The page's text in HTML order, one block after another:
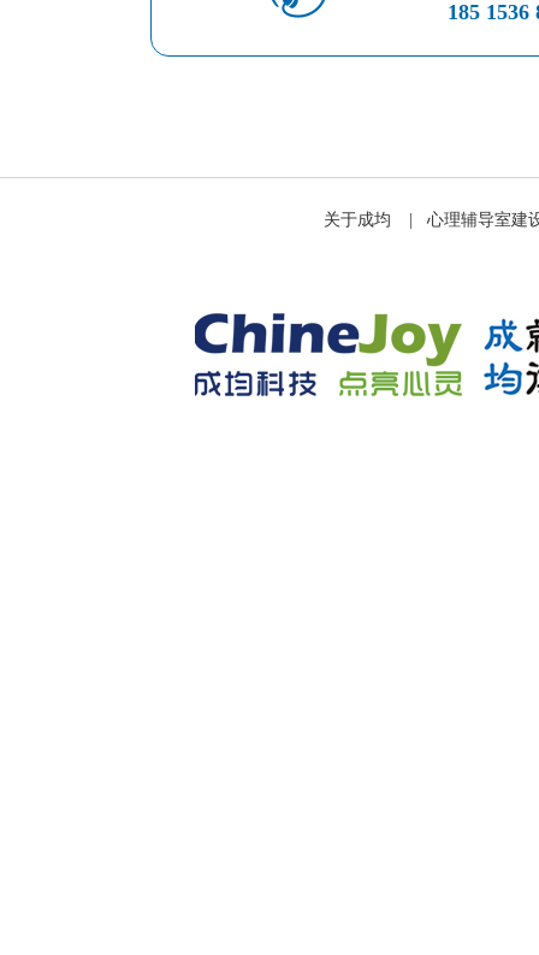
185 1536
关于成均 心理辅导室建